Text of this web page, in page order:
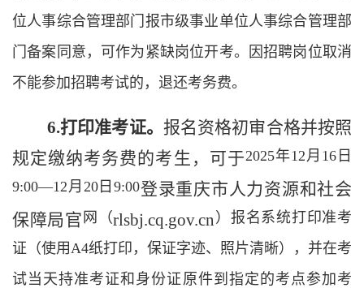
位人事综合管理部门报市级事业单位人事综合管理部
门备案同意，可作为紧缺岗位开考。因招聘岗位取消
不能参加招聘考试的，退还考务费。
6.打印准考证。 报名资格初审合格并按照
规定缴纳考务费的考生，可于2025年12月 16 日
9:00—12月 20日 9:00登录重庆市人力资源和社会
保障局官 网（rlsbj.cq.gov.cn ）报名系统打印准考
证（使用A4纸打印，保证字迹、照片清晰），并在考
试当天持准考证和身份证原件到指定的考点参加考